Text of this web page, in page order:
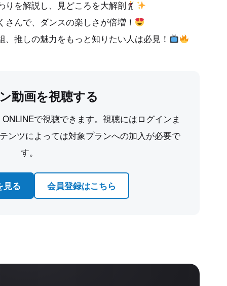
りを解説し、見どころを大解剖
んで、ダンスの楽しさが倍増！
推しの魅力をもっと知りたい人は必見！
動画を視聴する
で視聴できます。視聴にはログインま
ンツによっては対象プランへの加入が必要で
す。
見る 会員登録はこちら